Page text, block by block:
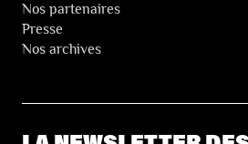
Nos partenaires
Presse
Nos archives